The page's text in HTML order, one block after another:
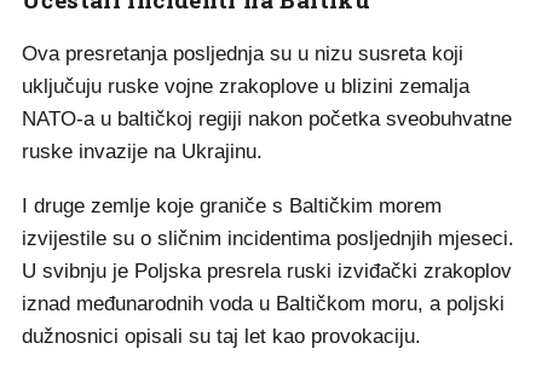
Ova presretanja posljednja su u nizu susreta koji
uključuju ruske vojne zrakoplove u blizini zemalja
NATO-a u baltičkoj regiji nakon početka sveobuhvatne
ruske invazije na Ukrajinu.
I druge zemlje koje graniče s Baltičkim morem
izvijestile su o sličnim incidentima posljednjih mjeseci.
U svibnju je Poljska presrela ruski izviđački zrakoplov
iznad međunarodnih voda u Baltičkom moru, a poljski
dužnosnici opisali su taj let kao provokaciju.